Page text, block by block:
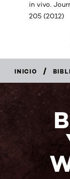
in vivo.
205 (2012)
INICIO /